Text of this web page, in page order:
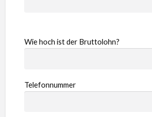
Wie hoch ist der Bruttolohn?
Telefonnummer